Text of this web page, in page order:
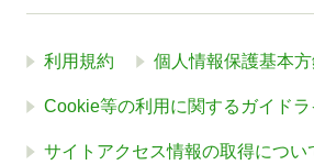
利用規約 個人情報保護基本
Cookie等の利用に関するガイドラ
サイトアクセス情報の取得につい